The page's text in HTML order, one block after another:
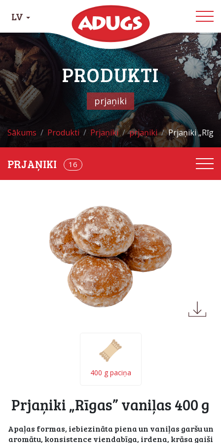
LV
PRODUKTI
prjaņiki
Sākums Produkti Prjaņiki prjaņiki Prjaņiki
22
PRJAŅIKI 16
400 g paciņa
Prjaņiki „Rīgas” vaniļas 400 g
Apaļas formas, iebiezināta piena un vaniļas garšu un
aromātu, konsistence viendabīga, irdena, krāsa gaiši